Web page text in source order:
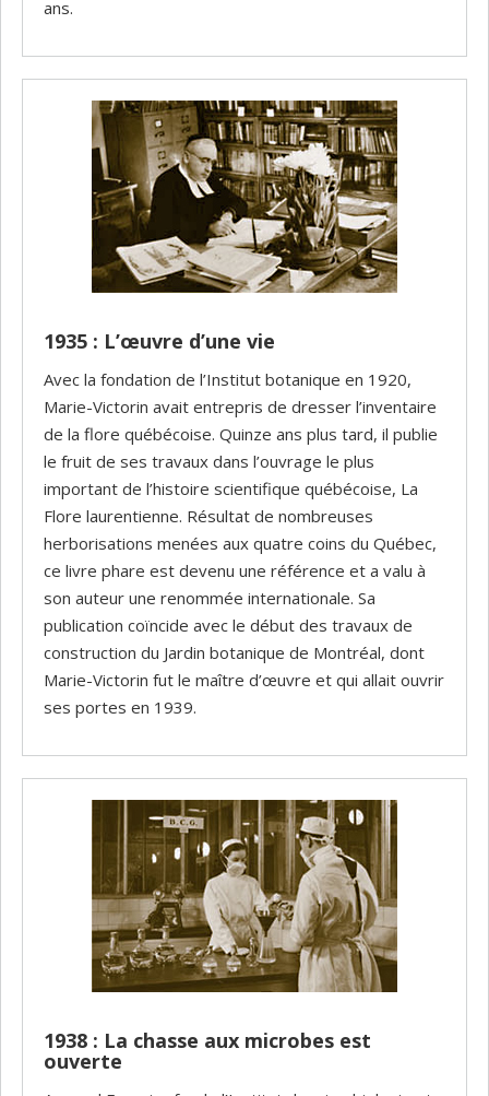
ans.
1935 : L’œuvre d’une vie
Avec la fondation de l’Institut botanique en 1920,
Marie-Victorin avait entrepris de dresser l’inventaire
de la flore québécoise. Quinze ans plus tard, il publie
le fruit de ses travaux dans l’ouvrage le plus
important de l’histoire scientifique québécoise, La
Flore laurentienne. Résultat de nombreuses
herborisations menées aux quatre coins du Québec,
ce livre phare est devenu une référence et a valu à
son auteur une renommée internationale. Sa
publication coïncide avec le début des travaux de
construction du Jardin botanique de Montréal, dont
Marie-Victorin fut le maître d’œuvre et qui allait ouvrir
ses portes en 1939.
1938 : La chasse aux microbes est
ouverte